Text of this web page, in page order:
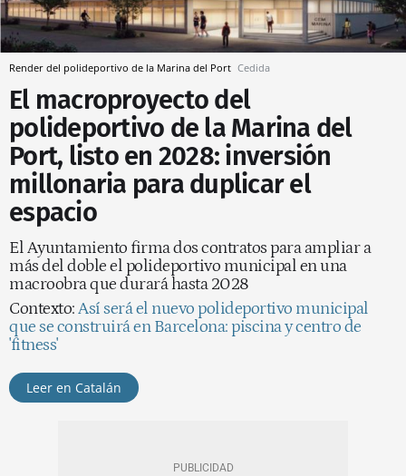
Render del polideportivo de la Marina del Port Cedida
El macroproyecto del
polideportivo de la Marina del
Port, listo en 2028: inversión
millonaria para duplicar el
espacio
El Ayuntamiento firma dos contratos para ampliar a
más del doble el polideportivo municipal en una
macroobra que durará hasta 2028
Contexto:Así será el nuevo polideportivo municipal
que se construirá en Barcelona: piscina y centro de
'fitness'
Leer en Catalán